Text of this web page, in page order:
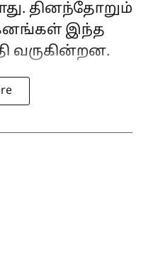
தினந்தோறும்
இந்த
வருகின்றன.